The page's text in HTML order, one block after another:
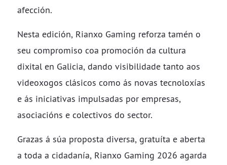
afección.
Nesta edición, Rianxo Gaming reforza tamén o
seu compromiso coa promoción da cultura
dixital en Galicia, dando visibilidade tanto aos
videoxogos clásicos como ás novas tecnoloxías
e ás iniciativas impulsadas por empresas,
asociacións e colectivos do sector.
Grazas á súa proposta diversa, gratuíta e aberta
a toda a cidadanía, Rianxo Gaming 2026 agarda